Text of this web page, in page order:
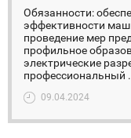
Обязанности:
эффективности
проведение мер
профильное
электрические
профессиональный
09.04.2024